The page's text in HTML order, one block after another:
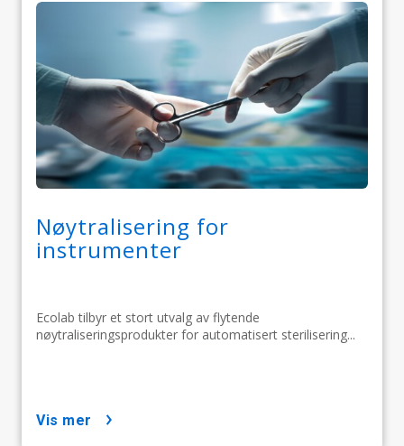
Nøytralisering for
instrumenter
Ecolab tilbyr et stort utvalg av flytende
nøytraliseringsprodukter for automatisert sterilisering...
vis mer